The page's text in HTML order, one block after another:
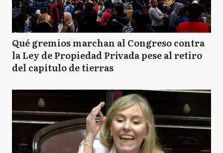
Qué gremios marchan al Congreso contra
la Ley de Propiedad Privada pese al retiro
del capítulo de tierras